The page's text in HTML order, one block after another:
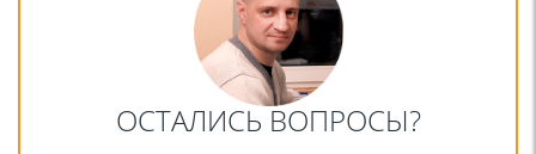
ОСТАЛИСЬ ВОПРОСЫ?